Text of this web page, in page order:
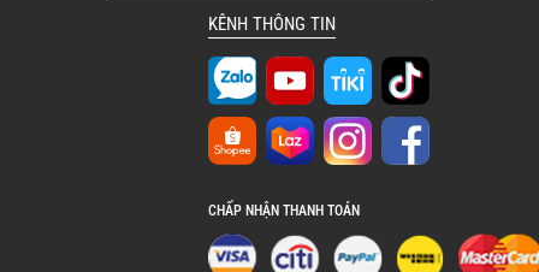
KÊNH THÔNG TIN
CHẤP NHẬN THANH TOÁN